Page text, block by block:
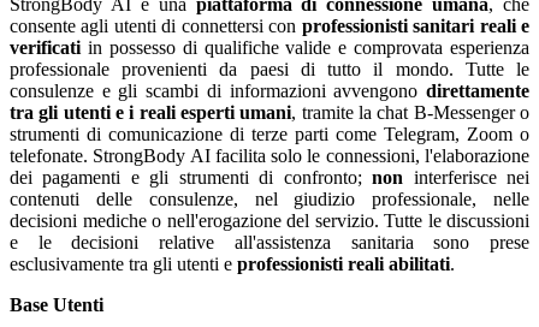
consente agli utenti di connettersi con professionisti sanitari reali e
verificati in possesso di qualifiche valide e comprovata esperienza
professionale provenienti da paesi di tutto il mondo. Tutte le
consulenze e gli scambi di informazioni avvengono direttamente
tra gli utenti e i reali esperti umani, tramite la chat B-Messenger o
strumenti di comunicazione di terze parti come Telegram, Zoom o
telefonate. StrongBody AI facilita solo le connessioni, l'elaborazione
dei pagamenti e gli strumenti di confronto;non interferisce nei
contenuti delle consulenze, nel giudizio professionale, nelle
decisioni mediche o nell'erogazione del servizio. Tutte le discussioni
e le decisioni relative all'assistenza sanitaria sono prese
esclusivamente tra gli utenti e professionisti reali abilitati.
Base Utenti